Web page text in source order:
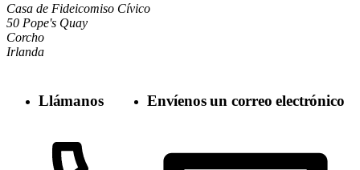
Casa de Fideicomiso Cívico
50 Pope's Quay
Corcho
Irlanda
Llámanos Envíenos un correo electrónico